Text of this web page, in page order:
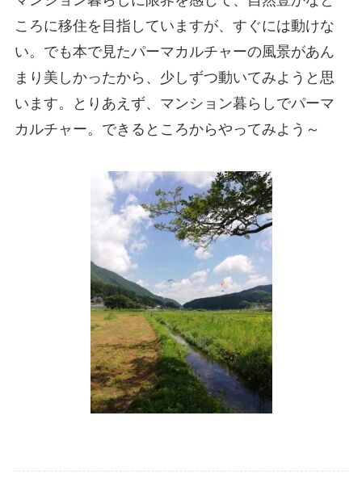
ころに移住を目指していますが、すぐには動けな
い。でも本で見たパーマカルチャーの風景があん
まり美しかったから、少しずつ動いてみようと思
います。とりあえず、マンション暮らしでパーマ
カルチャー。できるところからやってみよう～